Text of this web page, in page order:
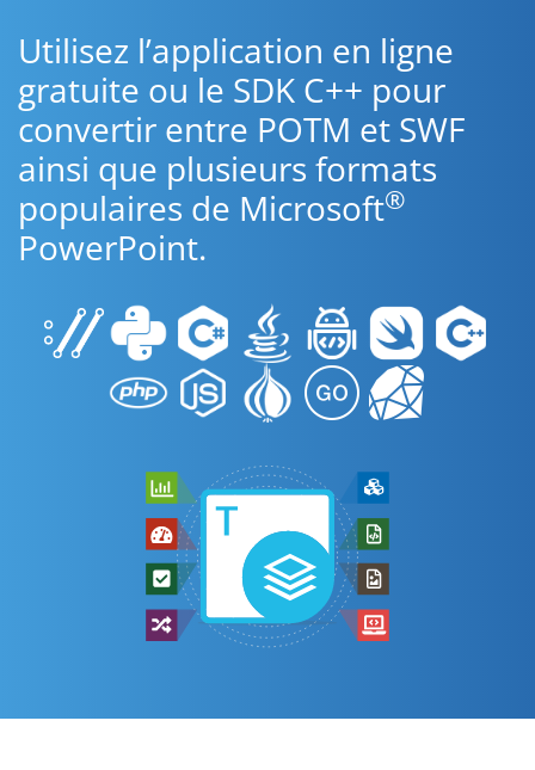
Utilisez l’application en ligne
gratuite ou le SDK C++ pour
convertir entre POTM et SWF
ainsi que plusieurs formats
populaires de Microsoft®
PowerPoint.